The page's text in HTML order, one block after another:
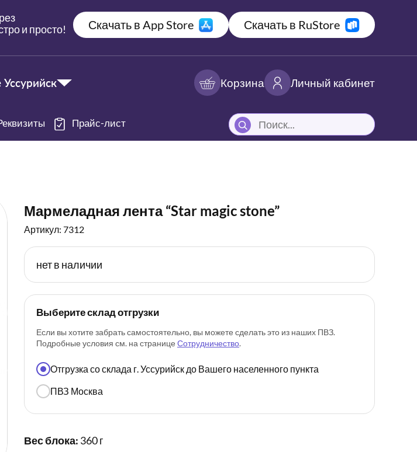
и просто!
Скачать в App Store Скачать в RuStore
Корзина Личный кабинет
Прайс-лист
Мармеладная лента “Star magic stone”
Артикул: 7312
нет в наличии
Выберите склад отгрузки
Если вы хотите забрать самостоятельно, вы можете сделать это из наших ПВЗ.
Подробные условия см. на странице Сотрудничество.
Отгрузка со склада г. Уссурийск до Вашего населенного пункта
ПВЗ Москва
Вес блока: 360 г